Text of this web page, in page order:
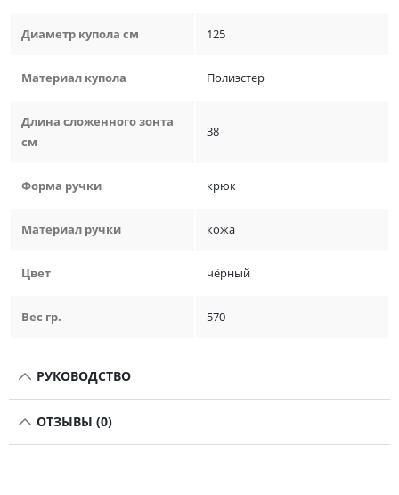
Диаметр купола см 125
Материал купола Полиэстер
Длина сложенного зонта
см
38
Форма ручки крюк
Материал ручки кожа
Цвет чёрный
Вес гр. 570
РУКОВОДСТВО
ОТЗЫВЫ (0)